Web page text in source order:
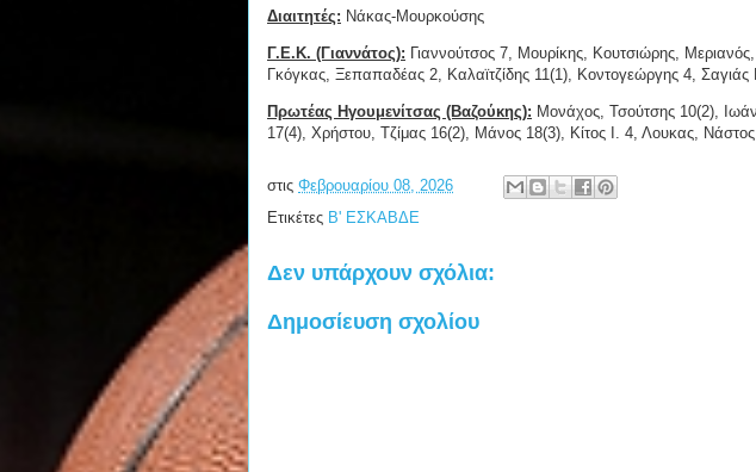
Διαιτητές: Νάκας-Μουρκούσης
Γ.Ε.Κ. (Γιαννάτος): Γιαννούτσος 7, Μουρίκης, Κουτσιώρης,
Γκόγκας, Ξεπαπαδέας 2, Καλαϊτζίδης 11(1), Κοντογεώργης 4,
Πρωτέας Ηγουμενίτσας (Βαζούκης): Μονάχος, Τσούτσης 10(2),
17(4), Χρήστου, Τζίμας 16(2), Μάνος 18(3), Κίτος Ι. 4, Λουκας, Νάστος
στις Φεβρουαρίου 08, 2026
Ετικέτες Β' ΕΣΚΑΒΔΕ
Δεν υπάρχουν σχόλια:
Δημοσίευση σχολίου